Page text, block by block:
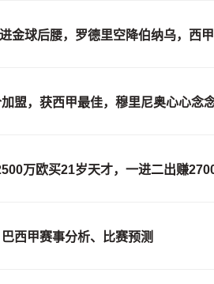
金球后腰，罗德里空降伯纳乌，西
盟，获西甲最佳，穆里尼奥心心念
万欧买21岁天才，一进二出赚
西甲赛事分析、比赛预测